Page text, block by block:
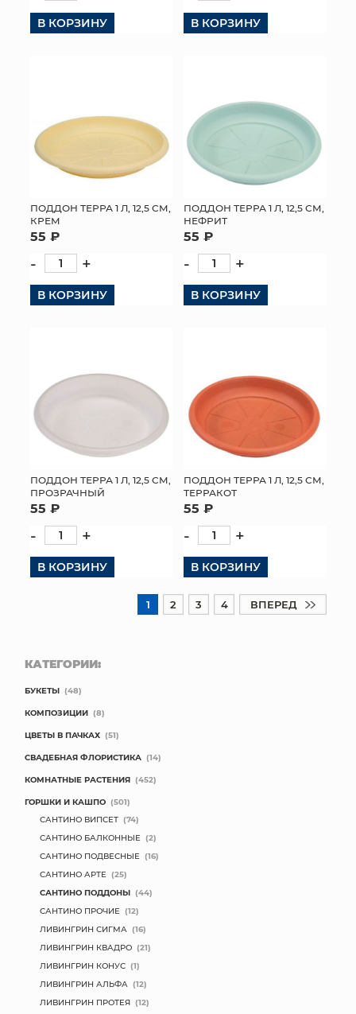
В КОРЗИНУ В КОРЗИНУ
ПОДДОН ТЕРРА 1 Л, 12,5 СМ,
КРЕМ
55 ₽
- +
В КОРЗИНУ
ПОДДОН ТЕРРА 1 Л, 12,5 СМ,
НЕФРИТ
55 ₽
- +
В КОРЗИНУ
ПОДДОН ТЕРРА 1 Л, 12,5 СМ,
ПРОЗРАЧНЫЙ
55 ₽
- +
В КОРЗИНУ
ПОДДОН ТЕРРА 1 Л, 12,5 СМ,
ТЕРРАКОТ
55 ₽
- +
В КОРЗИНУ
1 2 3 4 ВПЕРЕД
КАТЕГОРИИ:
БУКЕТЫ (48)
КОМПОЗИЦИИ (8)
ЦВЕТЫ В ПАЧКАХ (51)
СВАДЕБНАЯ ФЛОРИСТИКА (14)
КОМНАТНЫЕ РАСТЕНИЯ (452)
ГОРШКИ И КАШПО (501)
САНТИНО ВИПСЕТ (74)
САНТИНО БАЛКОННЫЕ (2)
САНТИНО ПОДВЕСНЫЕ (16)
САНТИНО АРТЕ (25)
САНТИНО ПОДДОНЫ (44)
САНТИНО ПРОЧИЕ (12)
ЛИВИНГРИН СИГМА (16)
ЛИВИНГРИН КВАДРО (21)
ЛИВИНГРИН КОНУС (1)
ЛИВИНГРИН АЛЬФА (12)
ЛИВИНГРИН ПРОТЕЯ (12)